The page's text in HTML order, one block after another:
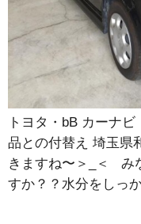
トヨタ・bB カーナ
品との付替え 埼玉
きますね〜＞_＜ み
すか？？水分をしっ